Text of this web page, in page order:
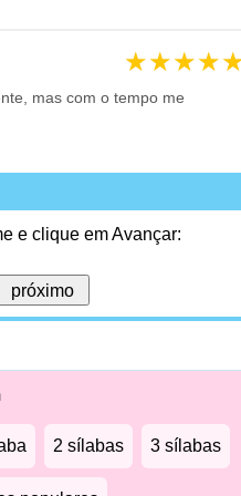
★★★★
mas com o tempo me
e clique em Avançar:
2 sílabas 3 sílabas